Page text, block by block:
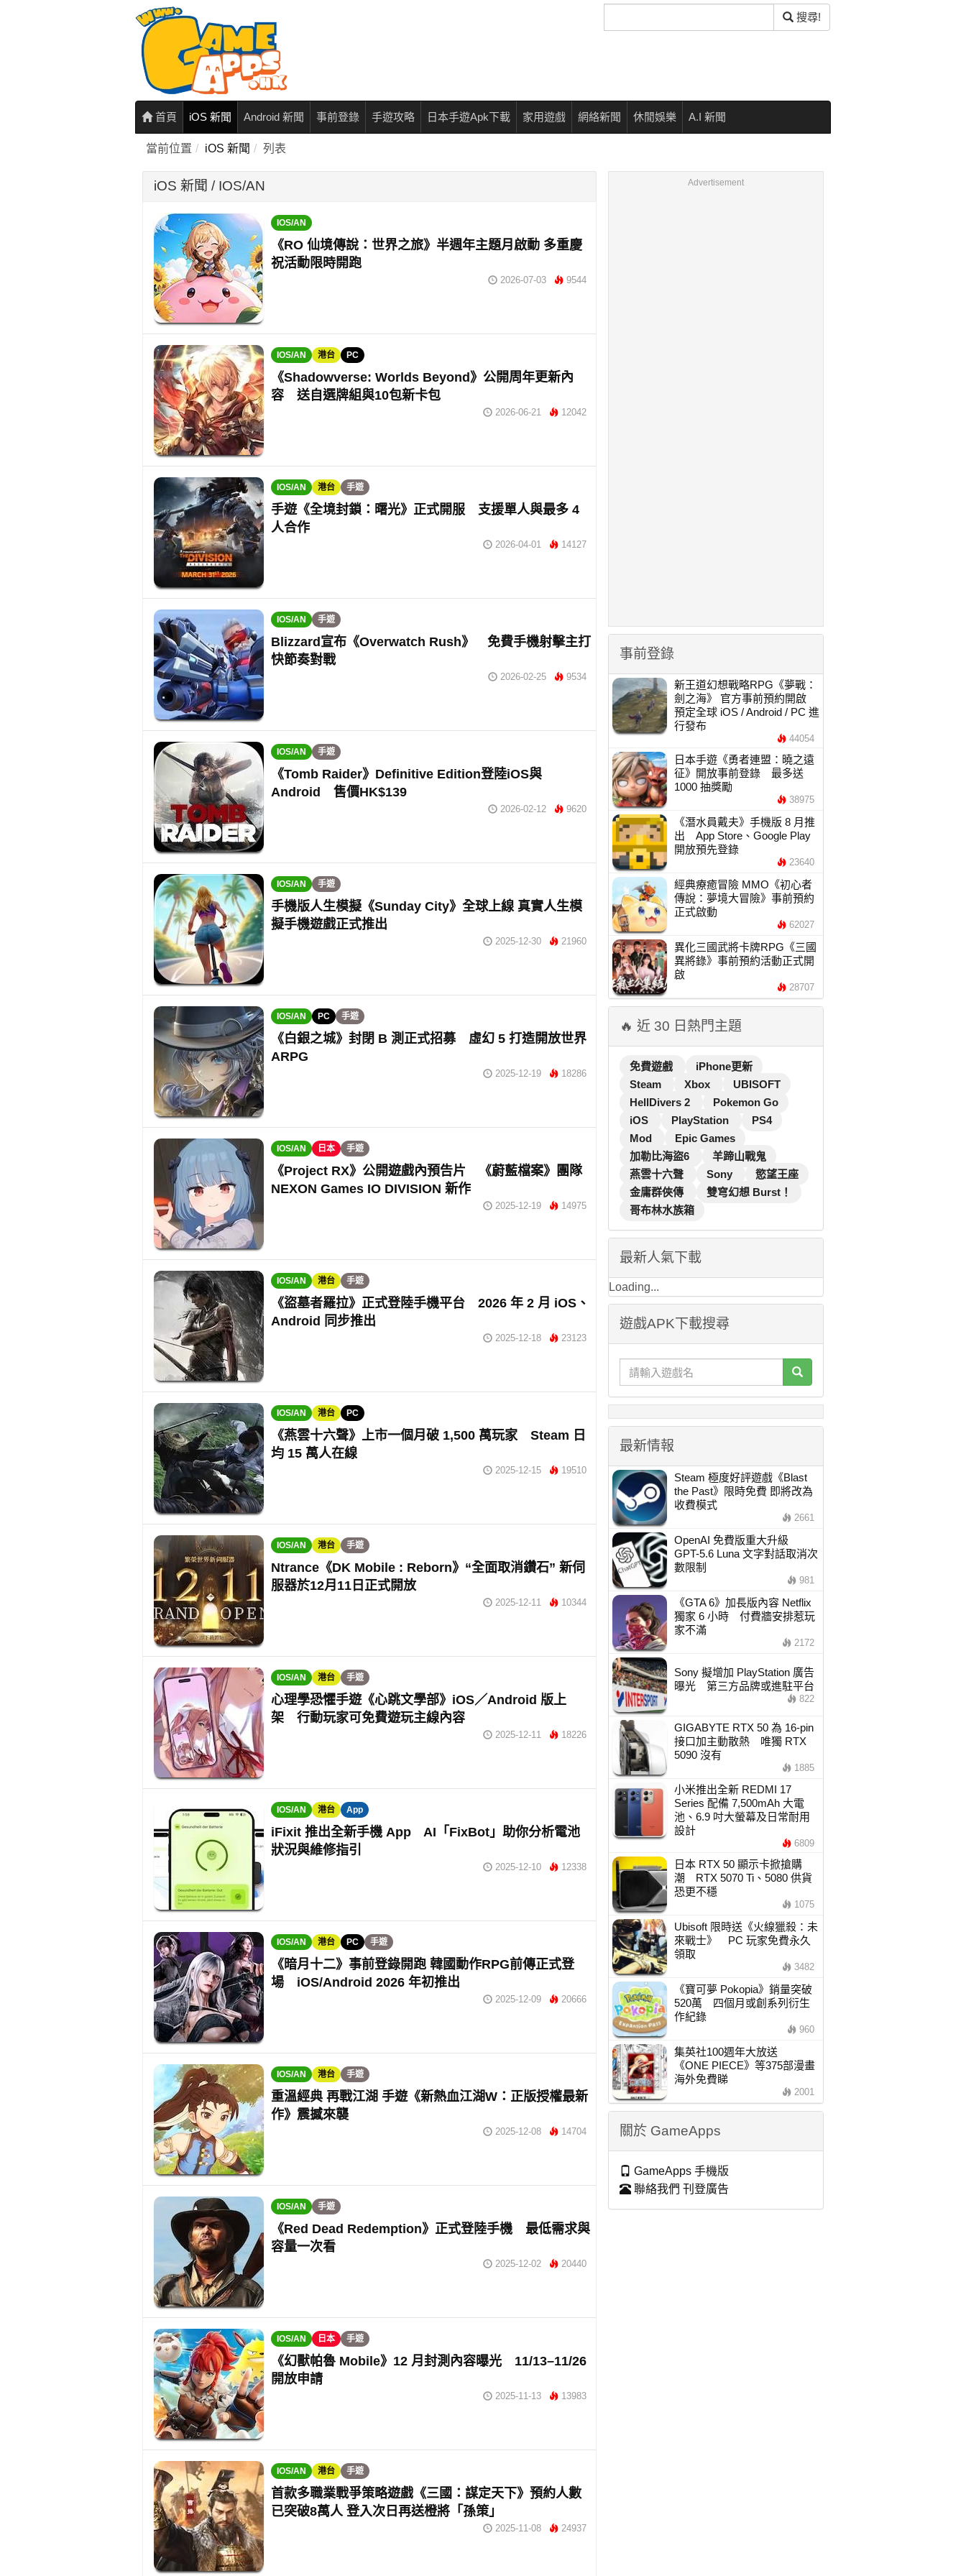
尋
搜尋!
首頁 iOS 新聞 Android 新聞 事前登錄 手遊攻略 日本手遊Apk下載 家用遊戲 網絡新聞 休閒娛樂 A.I 新聞
當前位置 iOS 新聞 列表
iOS 新聞 / IOS/AN
IOS/AN
《RO 仙境傳說：世界之旅》半週年主題月啟動 多重慶
祝活動限時開跑
2026-07-03 9544
IOS/AN 港台 PC
《Shadowverse: Worlds Beyond》公開周年更新內
容 送自選牌組與10包新卡包
2026-06-21 12042
IOS/AN 港台 手遊
手遊《全境封鎖：曙光》正式開服 支援單人與最多 4
人合作
2026-04-01 14127
IOS/AN 手遊
Blizzard宣布《Overwatch Rush》 免費手機射擊主打
快節奏對戰
2026-02-25 9534
IOS/AN 手遊
《Tomb Raider》Definitive Edition登陸iOS與
Android 售價HK$139
2026-02-12 9620
IOS/AN 手遊
手機版人生模擬《Sunday City》全球上線 真實人生模
擬手機遊戲正式推出
2025-12-30 21960
IOS/AN PC 手遊
《白銀之城》封閉 B 測正式招募 虛幻 5 打造開放世界
ARPG
2025-12-19 18286
IOS/AN 日本 手遊
《Project RX》公開遊戲內預告片 《蔚藍檔案》團隊
NEXON Games IO DIVISION 新作
2025-12-19 14975
IOS/AN 港台 手遊
《盜墓者羅拉》正式登陸手機平台 2026 年 2 月 iOS、
Android 同步推出
2025-12-18 23123
IOS/AN 港台 PC
《燕雲十六聲》上市一個月破 1,500 萬玩家 Steam 日
均 15 萬人在線
2025-12-15 19510
IOS/AN 港台 手遊
Ntrance《DK Mobile : Reborn》“全面取消鑽石” 新伺
服器於12月11日正式開放
2025-12-11 10344
IOS/AN 港台 手遊
心理學恐懼手遊《心跳文學部》iOS／Android 版上
架 行動玩家可免費遊玩主線內容
2025-12-11 18226
IOS/AN 港台 App
iFixit 推出全新手機 App AI「FixBot」助你分析電池
狀況與維修指引
2025-12-10 12338
IOS/AN 港台 PC 手遊
《暗月十二》事前登錄開跑 韓國動作RPG前傳正式登
場 iOS/Android 2026 年初推出
2025-12-09 20666
IOS/AN 港台 手遊
重溫經典 再戰江湖 手遊《新熱血江湖W：正版授權最新
作》震撼來襲
2025-12-08 14704
IOS/AN 手遊
《Red Dead Redemption》正式登陸手機 最低需求與
容量一次看
2025-12-02 20440
IOS/AN 日本 手遊
《幻獸帕魯 Mobile》12 月封測內容曝光 11/13–11/26
開放申請
2025-11-13 13983
IOS/AN 港台 手遊
首款多職業戰爭策略遊戲《三國：謀定天下》預約人數
已突破8萬人 登入次日再送橙將「孫策」
2025-11-08 24937
Advertisement
事前登錄
新王道幻想戰略RPG《夢戰：
劍之海》 官方事前預約開啟
預定全球 iOS / Android / PC 進
行發布
44054
日本手遊《勇者連盟：曉之遠
征》開放事前登錄 最多送
1000 抽獎勵
38975
《潛水員戴夫》手機版 8 月推
出 App Store、Google Play
開放預先登錄
23640
經典療癒冒險 MMO《初心者
傳說：夢境大冒險》事前預約
正式啟動
62027
異化三國武將卡牌RPG《三國
異將錄》事前預約活動正式開
啟
28707
🔥 近 30 日熱門主題
免費遊戲
iPhone更新
Steam
Xbox
UBISOFT
HellDivers 2
Pokemon Go
iOS
PlayStation
PS4
Mod
Epic Games
加勒比海盜6
羊蹄山戰鬼
燕雲十六聲
Sony
慾望王座
金庸群俠傳
雙穹幻想 Burst！
哥布林水族箱
最新人氣下載
Loading...
遊戲APK下載搜尋
最新情報
Steam 極度好評遊戲《Blast
the Past》限時免費 即將改為
收費模式
2661
OpenAI 免費版重大升級
GPT-5.6 Luna 文字對話取消次
數限制
981
《GTA 6》加長版內容 Netflix
獨家 6 小時 付費牆安排惹玩
家不滿
2172
Sony 擬增加 PlayStation 廣告
曝光 第三方品牌或進駐平台
822
GIGABYTE RTX 50 為 16-pin
接口加主動散熱 唯獨 RTX
5090 沒有
1885
小米推出全新 REDMI 17
Series 配備 7,500mAh 大電
池、6.9 吋大螢幕及日常耐用
設計
6809
日本 RTX 50 顯示卡掀搶購
潮 RTX 5070 Ti、5080 供貨
恐更不穩
1075
Ubisoft 限時送《火線獵殺：未
來戰士》 PC 玩家免費永久
領取
3482
《寶可夢 Pokopia》銷量突破
520萬 四個月或創系列衍生
作紀錄
960
集英社100週年大放送
《ONE PIECE》等375部漫畫
海外免費睇
2001
關於 GameApps
GameApps 手機版
聯絡我們 刊登廣告